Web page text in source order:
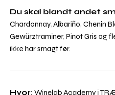
Du skal blandt andet
Chardonnay, Albariño, Chenin
Gewürztraminer, Pinot Gris og
ikke har smagt før.
Hvor: Winelab Academy i